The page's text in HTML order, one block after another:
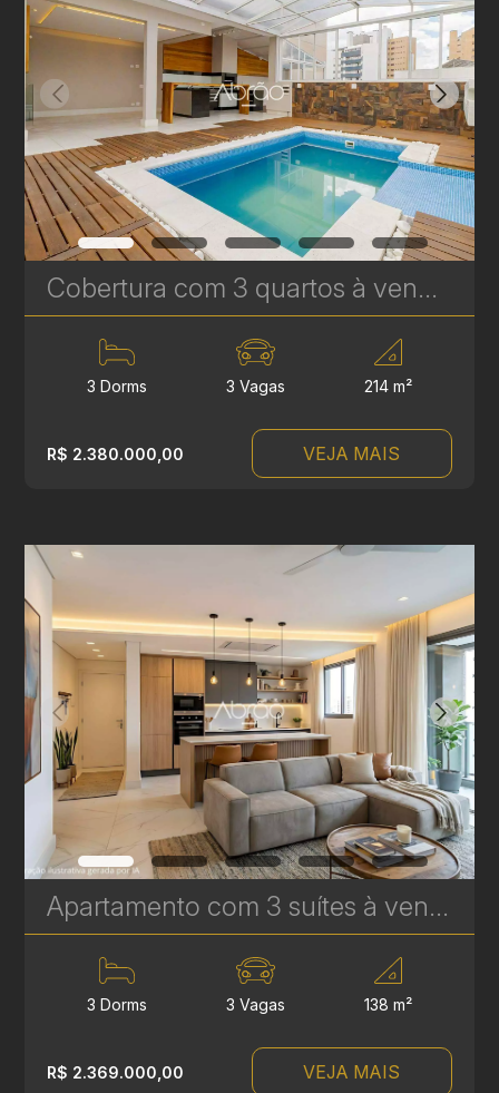
Cobertura com 3 quartos à venda no Batel, em Curitiba - 214 m² | Ref 257
3 Dorms 3 Vagas 214 m²
R$ 2.380.000,00 VEJA MAIS
Apartamento com 3 suítes à venda no Vitra Água Verde - 138 m² - 3 Vagas - Alto Padrão | Ref. 1706
3 Dorms 3 Vagas 138 m²
R$ 2.369.000,00 VEJA MAIS